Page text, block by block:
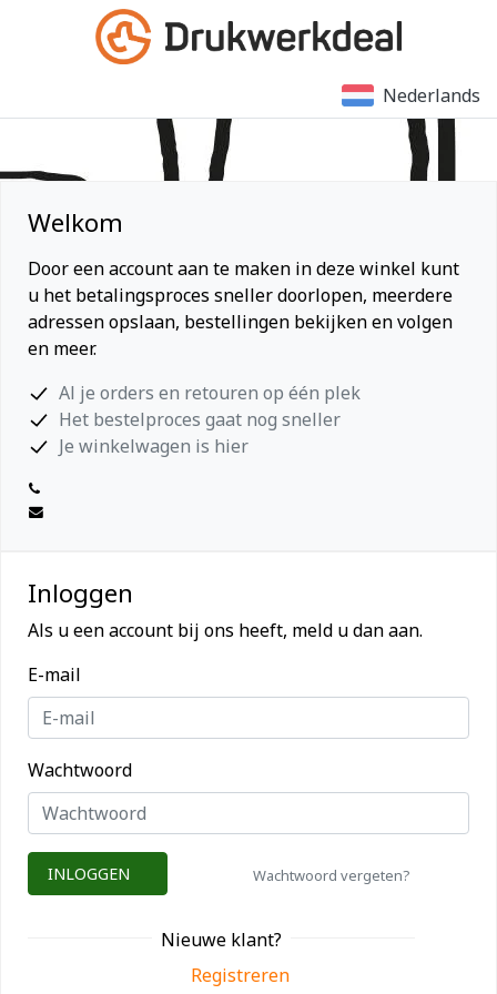
Nederlands
Welkom
Door een account aan te maken in deze winkel kunt
u het betalingsproces sneller doorlopen, meerdere
adressen opslaan, bestellingen bekijken en volgen
en meer.
Al je orders en retouren op één plek
Het bestelproces gaat nog sneller
Je winkelwagen is hier
Inloggen
Als u een account bij ons heeft, meld u dan aan.
E-mail
Wachtwoord
INLOGGEN Wachtwoord vergeten?
Nieuwe klant?
Registreren